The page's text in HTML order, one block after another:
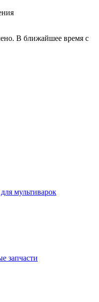
В ближайшее время с
мультиварок
запчасти